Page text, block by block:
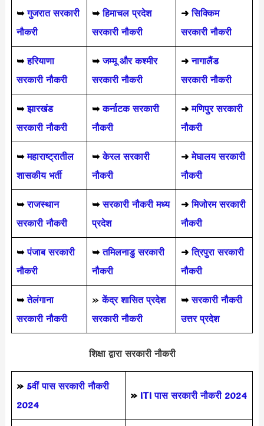
➥ गुजरात सरकारी
नौकरी
➥हिमाचल प्रदेश
सरकारी नौकरी
➜ सिक्किम
सरकारी नौकरी
➥हरियाणा
सरकारी नौकरी
➥जम्मू और कश्मीर
सरकारी नौकरी
➜ नागालैंड
सरकारी नौकरी
➥ झारखंड
सरकारी नौकरी
➥ कर्नाटक सरकारी
नौकरी
➜ मणिपुर सरकारी
नौकरी
➥ महाराष्ट्रातील
शासकीय भर्ती
➥ केरल सरकारी
नौकरी
➜ मेघालय सरकारी
नौकरी
➥ राजस्थान
सरकारी नौकरी
➥सरकारी नौकरी मध्य
प्रदेश
➜मिजोरम सरकारी
नौकरी
➥ पंजाब सरकारी
नौकरी
➥ तमिलनाडु सरकारी
नौकरी
➜ त्रिपुरा सरकारी
नौकरी
➥तेलंगाना
सरकारी नौकरी
»केंद्र शासित प्रदेश
सरकारी नौकरी
➥ सरकारी नौकरी
उत्तर प्रदेश
शिक्षा द्वारा सरकारी नौकरी
» 5वीं पास सरकारी नौकरी
2024
» ITI पास सरकारी नौकरी 2024